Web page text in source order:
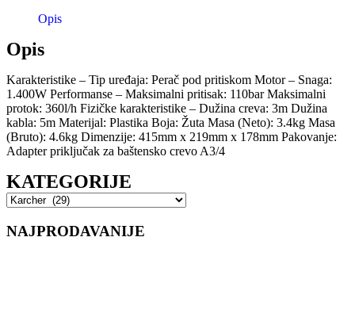
Opis
Opis
Karakteristike – Tip uređaja: Perač pod pritiskom Motor – Snaga:
1.400W Performanse – Maksimalni pritisak: 110bar Maksimalni
protok: 360l/h Fizičke karakteristike – Dužina creva: 3m Dužina
kabla: 5m Materijal: Plastika Boja: Žuta Masa (Neto): 3.4kg Masa
(Bruto): 4.6kg Dimenzije: 415mm x 219mm x 178mm Pakovanje:
Adapter priključak za baštensko crevo A3/4
KATEGORIJE
NAJPRODAVANIJE